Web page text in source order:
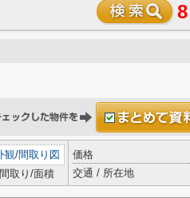
8
観/間取り図
間取り/面積
価格
交通 / 所在地